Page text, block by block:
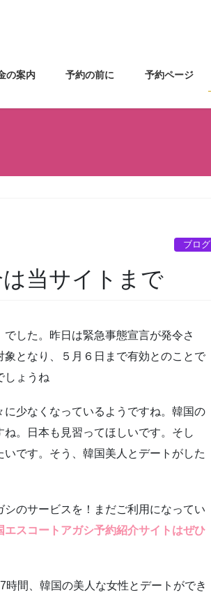
の案内 予約の前に 予約ページ
ブログ
当サイトまで
した。昨日は緊急事態宣言が発令さ
となり、５月６日まで有効とのことで
しょうね
少なくなっているようですね。韓国の
。日本も見習ってほしいです。そし
です。そう、韓国美人とデートがした
のサービスを！まだご利用になってい
エスコートアガシ予約紹介サイトはぜひ
間、韓国の美人な女性とデートができ